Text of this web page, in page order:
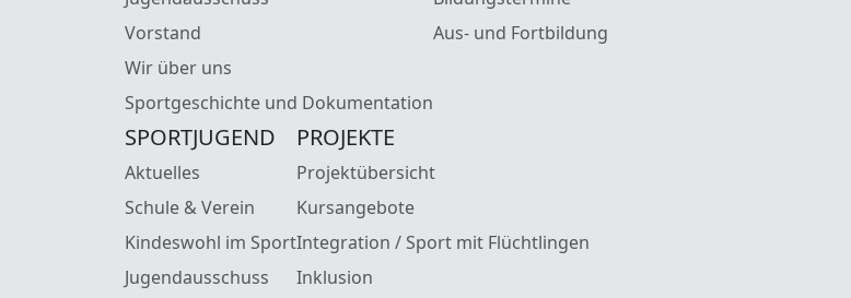
Vorstand
Wir über uns
Sportgeschichte und Dokumentation
Aus- und Fortbildung
SPORTJUGEND
Aktuelles
Schule & Verein
Kindeswohl im Sport
Jugendausschuss
PROJEKTE
Projektübersicht
Kursangebote
Integration / Sport mit Flüchtlingen
Inklusion